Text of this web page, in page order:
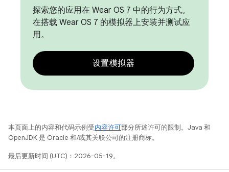
探索您的应用在 Wear OS 7 中的行为方式。
在搭载 Wear OS 7 的模拟器上安装并测试应
用。
设置模拟器
本页面上的内容和代码示例受内容许可部分所述许可的限制。Java 和
OpenJDK 是 Oracle 和/或其关联公司的注册商标。
最后更新时间 (UTC)：2026-05-19。